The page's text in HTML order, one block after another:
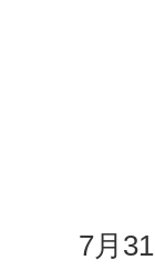
7月31